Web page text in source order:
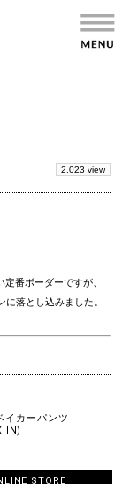
2,023 view
番ボーダーですが、
落とし込みました。
イカーパンツ
IN)
STORE